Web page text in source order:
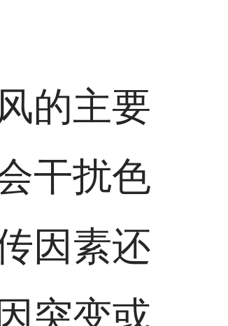
的主要
干扰色
因素还
突变或